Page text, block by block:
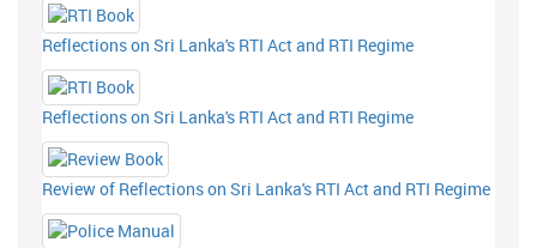
Reflections on Sri Lanka's RTI Act and RTI Regime
Reflections on Sri Lanka's RTI Act and RTI Regime
Review of Reflections on Sri Lanka's RTI Act and RTI Regime